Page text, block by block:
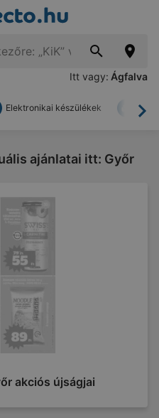
Itt vagy: Ágfalva
Elektronikai készülékek
ajánlatai itt: Győr
akciós újságjai